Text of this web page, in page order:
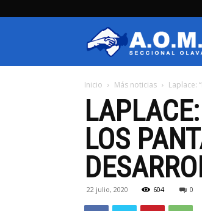
Inicio Más noticias Laplace:
LOS
22 julio, 2020 604 0